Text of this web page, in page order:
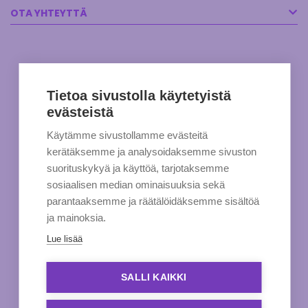
OTA YHTEYTTÄ
Tietoa sivustolla käytetyistä
evästeistä
Käytämme sivustollamme evästeitä
kerätäksemme ja analysoidaksemme sivuston
suorituskykyä ja käyttöä, tarjotaksemme
sosiaalisen median ominaisuuksia sekä
parantaaksemme ja räätälöidäksemme sisältöä
ja mainoksia.
Lue lisää
SALLI KAIKKI